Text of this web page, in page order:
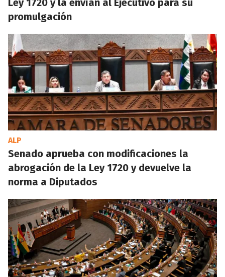
Ley 1720 y la envían al Ejecutivo para su
promulgación
ALP
Senado aprueba con modificaciones la
abrogación de la Ley 1720 y devuelve la
norma a Diputados